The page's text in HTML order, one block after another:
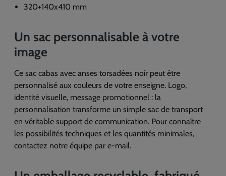
320+140x410 mm
Un sac personnalisable à votre
image
Ce sac cabas avec anses torsadées noir peut être
personnalisé aux couleurs de votre enseigne. Logo,
identité visuelle, message promotionnel : la
personnalisation transforme un simple sac de transport
en véritable support de communication. Pour connaître
les possibilités techniques et les quantités minimales,
contactez notre équipe par e-mail.